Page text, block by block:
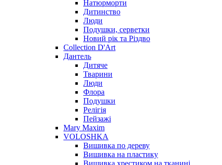
Натюрморти
Дитинство
Люди
Подушки, серветки
Новий рік та Різдво
Collection D'Art
Дантель
Дитяче
Тварини
Люди
Флора
Подушки
Релігія
Пейзажі
Mary Maxim
VOLOSHKA
Вишивка по дереву
Вишивка на пластику
Вишивка хрестиком на тканині